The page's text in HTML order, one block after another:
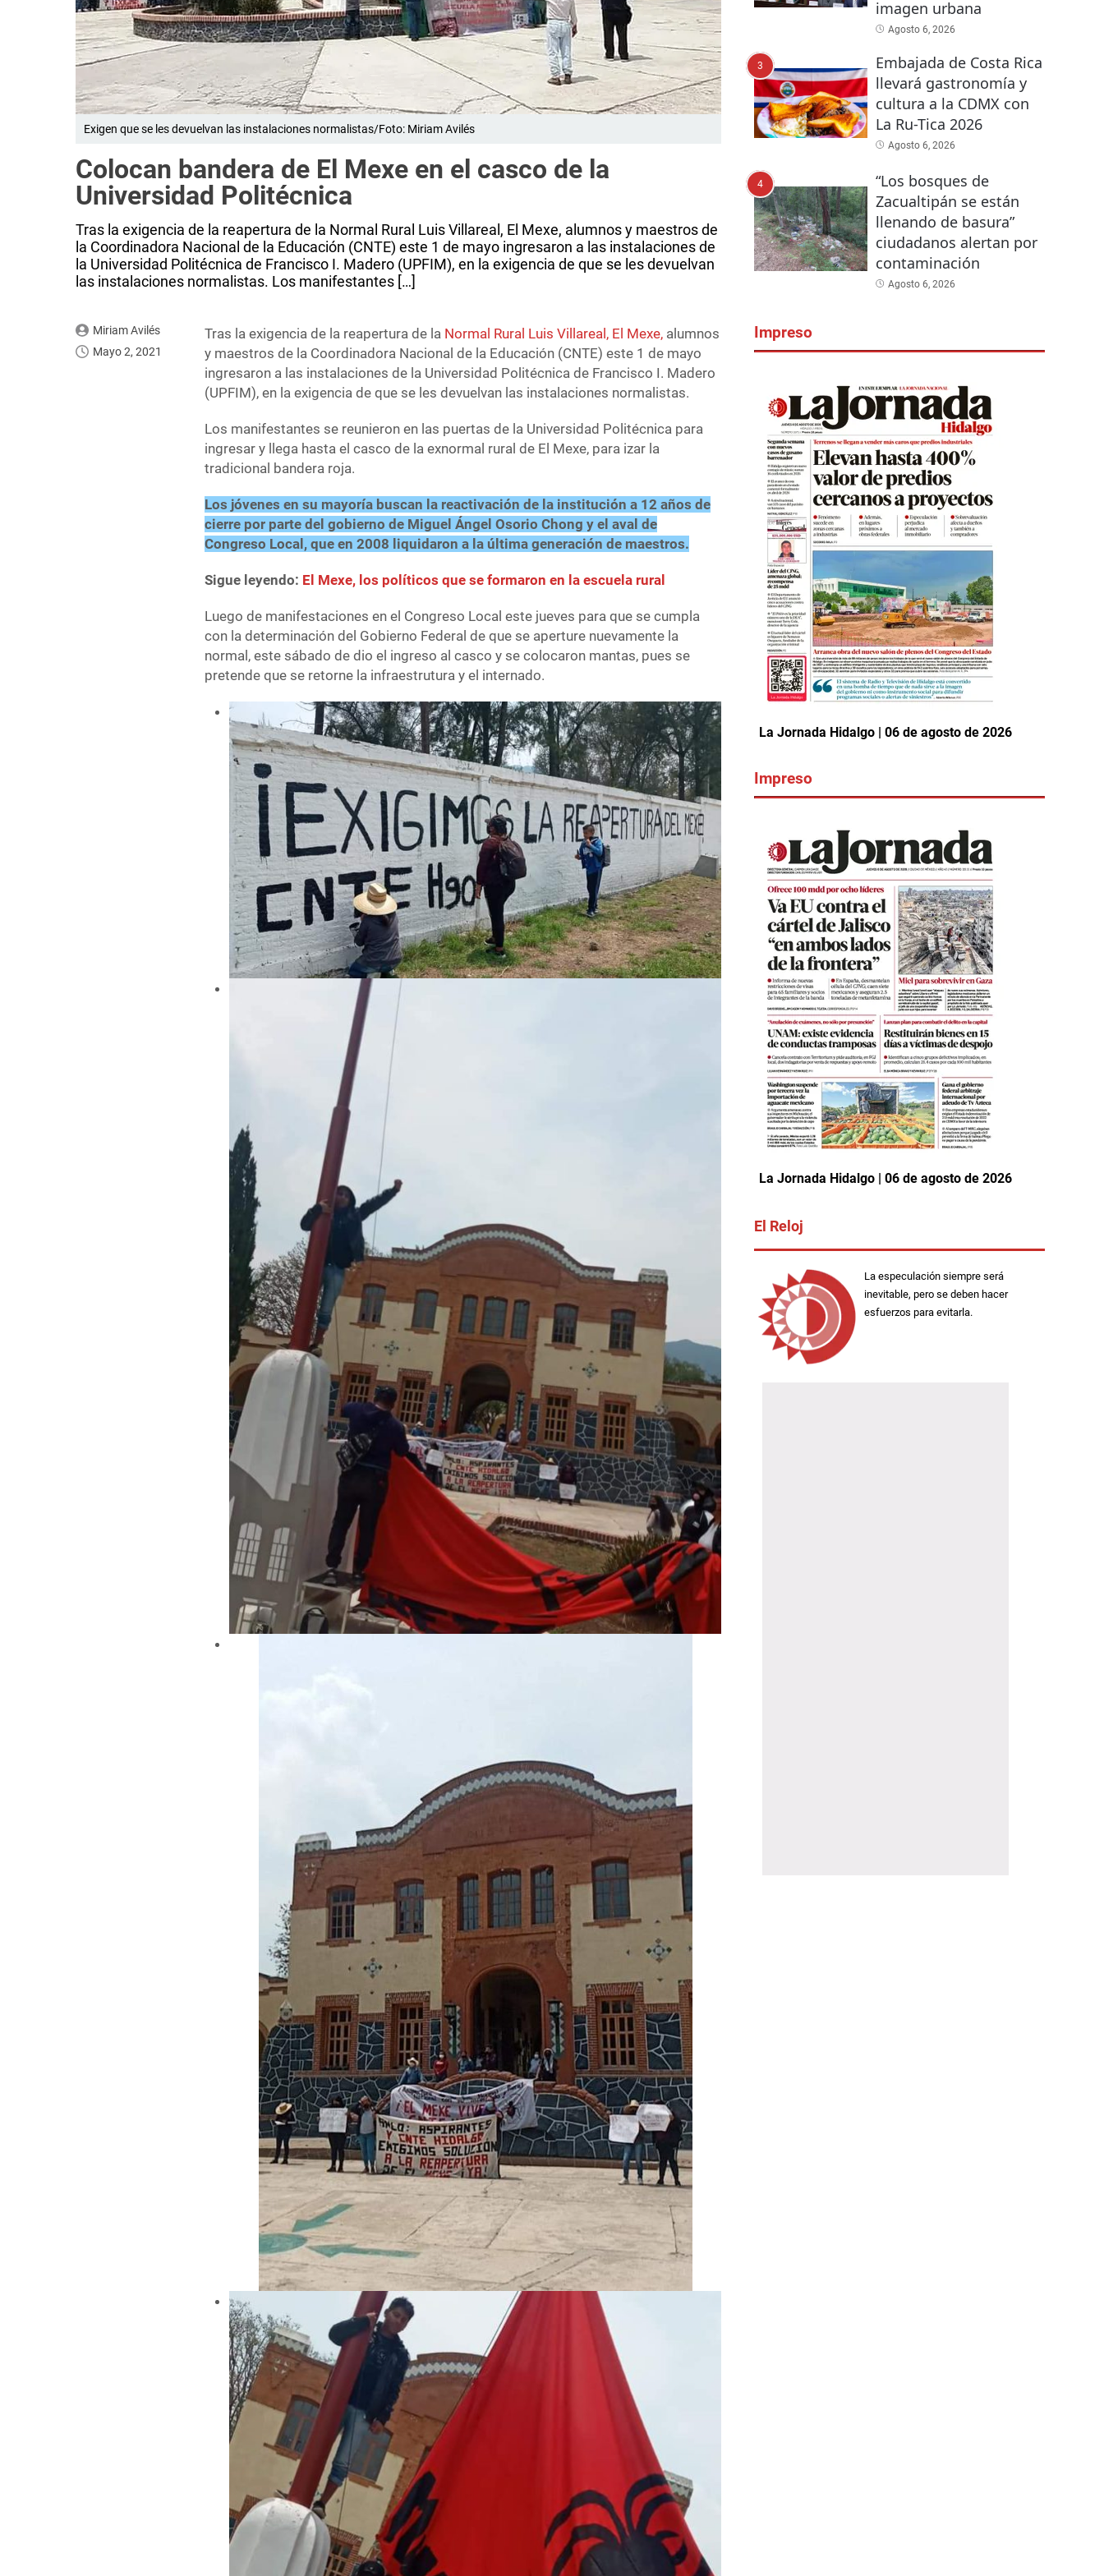
Exigen que se les devuelvan las instalaciones normalistas/Foto: Miriam Avilés
Colocan bandera de El Mexe en el casco de la
Universidad Politécnica
Tras la exigencia de la reapertura de la Normal Rural Luis Villareal, El Mexe, alumnos y maestros de
la Coordinadora Nacional de la Educación (CNTE) este 1 de mayo ingresaron a las instalaciones de
la Universidad Politécnica de Francisco I. Madero (UPFIM), en la exigencia de que se les devuelvan
las instalaciones normalistas. Los manifestantes […]
Miriam Avilés
Mayo 2, 2021
Tras la exigencia de la reapertura de la Normal Rural Luis Villareal, El Mexe, alumnos
y maestros de la Coordinadora Nacional de la Educación (CNTE) este 1 de mayo
ingresaron a las instalaciones de la Universidad Politécnica de Francisco I. Madero
(UPFIM), en la exigencia de que se les devuelvan las instalaciones normalistas.
Los manifestantes se reunieron en las puertas de la Universidad Politécnica para
ingresar y llega hasta el casco de la exnormal rural de El Mexe, para izar la
tradicional bandera roja.
Los jóvenes en su mayoría buscan la reactivación de la institución a 12 años de
cierre por parte del gobierno de Miguel Ángel Osorio Chong y el aval de
Congreso Local, que en 2008 liquidaron a la última generación de maestros.
Sigue leyendo: El Mexe, los políticos que se formaron en la escuela rural
Luego de manifestaciones en el Congreso Local este jueves para que se cumpla
con la determinación del Gobierno Federal de que se aperture nuevamente la
normal, este sábado de dio el ingreso al casco y se colocaron mantas, pues se
pretende que se retorne la infraestrutura y el internado.
imagen urbana
Agosto 6, 2026
3
Embajada de Costa Rica
llevará gastronomía y
cultura a la CDMX con
La Ru-Tica 2026
Agosto 6, 2026
4
“Los bosques de
Zacualtipán se están
llenando de basura”
ciudadanos alertan por
contaminación
Agosto 6, 2026
Impreso
La Jornada Hidalgo | 06 de agosto de 2026
Impreso
La Jornada Hidalgo | 06 de agosto de 2026
El Reloj
La especulación siempre será
inevitable, pero se deben hacer
esfuerzos para evitarla.